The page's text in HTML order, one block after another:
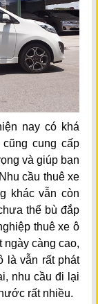
nay có khá
cung cấp
và giúp bạn
cầu thuê xe
khác vẫn còn
thể bù đắp
thuê xe ô
ngày càng cao,
là vẫn rất phát
nhu cầu đi lại
rất nhiều.